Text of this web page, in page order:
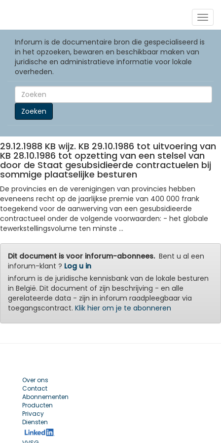
Inforum is de documentaire bron die gespecialiseerd is
in het opzoeken, bewaren en beschikbaar maken van
juridische en administratieve informatie voor lokale
overheden.
Zoeken
29.12.1988 KB wijz. KB 29.10.1986 tot uitvoering van
KB 28.10.1986 tot opzetting van een stelsel van
door de Staat gesubsidieerde contractuelen bij
sommige plaatselijke besturen
De provincies en de verenigingen van provincies hebben
eveneens recht op de jaarlijkse premie van 400 000 frank
toegekend voor de aanwerving van een gesubsidieerde
contractueel onder de volgende voorwaarden: - het globale
tewerkstellingsvolume ten minste ...
Dit document is voor inforum-abonnees.Bent u al een
inforum-klant ? Log u in
inforum is de juridische kennisbank van de lokale besturen
in België. Dit document of zijn beschrijving - en alle
gerelateerde data - zijn in inforum raadpleegbaar via
toegangscontract. Klik hier om je te abonneren
Over ons
Contact
Abonnementen
Producten
Privacy
Diensten